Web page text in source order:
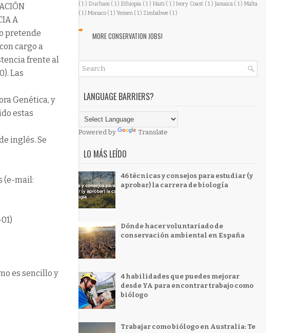
A
pretende
cargo a
frente al
Las
Genética, y
estas
inglés. Se
(e-mail:
es sencillo y
( 1 ) Durham ( 1 )Ethiopia ( 1 ) Haiti ( 1 )Ivory Coast ( 1 ) Jamaica ( 1 )Malta
( 1 ) Monaco ( 1 ) Yemen ( 1 ) Zimbabwe ( 1 )
MORE CONSERVATION JOBS!
LANGUAGE BARRIERS?
Powered by Translate
LO MÁS LEÍDO
46 técnicas y consejos para estudiar (y
aprobar) la carrera de biología
Dónde hacer voluntariado de
conservación ambiental en España
4 habilidades que puedes mejorar
desde YA para encontrar trabajo como
biólogo
Trabajar como biólogo en Australia: Te